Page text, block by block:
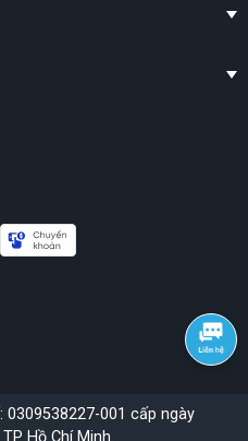
0309538227-001 cấp ngày
Hồ Chí Minh.